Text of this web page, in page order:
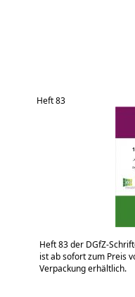
Heft 83
Heft 83 der DGfZ-
ist ab sofort zum Preis
Verpackung erhältlich.